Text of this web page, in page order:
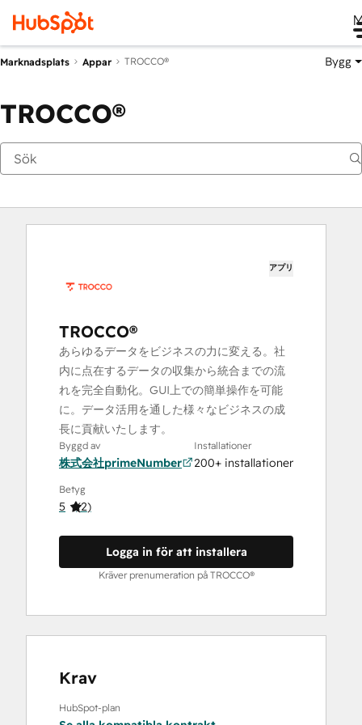
Marknadsplats Appar TROCCO® Bygg
TROCCO®
アプリ
TROCCO®
あらゆるデータをビジネスの力に変える。社
内に点在するデータの収集から統合までの流
れを完全自動化。GUI上での簡単操作を可能
に。データ活用を通した様々なビジネスの成
長に貢献いたします。
Byggd av
株式会社primeNumber
Installationer
200+ installationer
Betyg
5 (2)
Logga in för att installera
Kräver prenumeration på TROCCO®
Krav
HubSpot-plan